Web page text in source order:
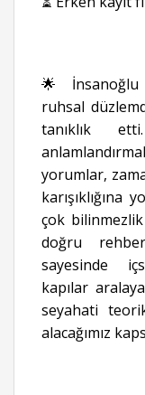
🌟
ruhsal
tanıklık
yorumlar,
karışıklığına
çok
doğru
sayesinde
kapılar
seyahati
alacağımız